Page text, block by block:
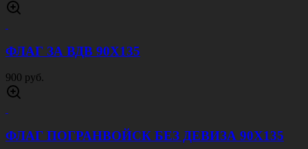
ФЛАГ ЗА ВДВ 90Х135
900 руб.
ФЛАГ ПОГРАНВОЙСК БЕЗ ДЕВИЗА 90Х135